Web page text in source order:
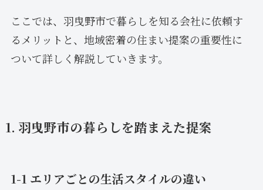
ここでは、羽曳野市で暮らしを知る会社に依頼す
るメリットと、地域密着の住まい提案の重要性に
ついて詳しく解説していきます。
1. 羽曳野市の暮らしを踏まえた提案
1-1 エリアごとの生活スタイルの違い